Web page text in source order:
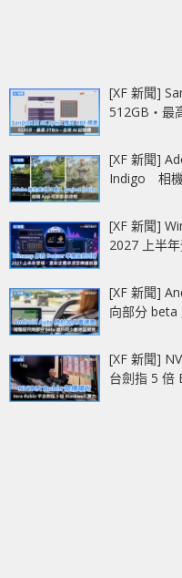
[XF 新聞]
512GB‧最
[XF 新聞]
Indigo 相機
[XF 新聞]
2027 上半
[XF 新聞]
向部分 beta
[XF 新聞]
台劍指 5 倍